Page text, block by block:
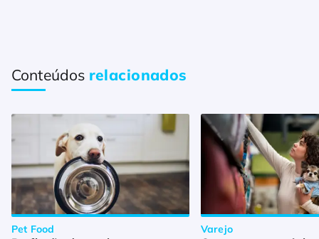
Conteúdos relacionados
Pet Food Varejo